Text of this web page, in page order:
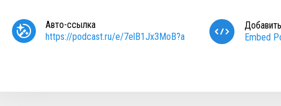
Авто-ссылка
https://podcast.ru/e/7elB1Jx3MoB?a
Embed